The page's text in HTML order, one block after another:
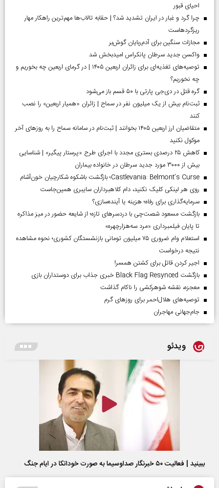
احیای قبور
چرا گرد و غبار در ایران تشدید شد؟ | حقابه تالاب‌ها مهم‌ترین راهکار مهار
ریزگردهاست
مجازات سنگین برای آدم‌ربایان گوش‌بر
واکسن جدید سرطان پانکراس امیدبخش شد
توصیه‌های تغذیه‌ای برای زائران اربعین ۱۴۰۵ | در گرمای اربعین چه بخوریم و
چه نخوریم؟
گره قتل در دی‌جی پارتی با ۵۰ قسم باز می‌شود
ثبت‌نام بیش از یک میلیون نفر در سماح | زائران «همیار اربعین» را نصب
کنند
متقاضیان ارز اربعین ۱۴۰۵ بخوانند | ثبت‌نام در سامانه سماح را به روز‌های آخر
موکول نکنید
کاهش ۲۵ درصدی بستری مجدد با اجرای طرح «پرستار پیگیر» | شناسایی
بیش از ۳۰۰۰ مورد جدید سرطان در خانواده بیماران
Castlevania: Belmont’s Curse؛ بازگشت باشکوه شکارچیان خون‌آشام
روی هر لینکی کلیک نکنید، دام کلاهبرداران سایبری همین‌جاست
سرمایه‌گذاری برای رفاه؛ هزینه یا آینده‌سازی؟
بازگشت مسعود شصت‌چی با دردسر‌های تازه؛ از شایعه حضور در میز مذاکره
تا پایان فیلمبرداری «مرد سه‌هزارچهره»
استعلام وام ضروری ۷۵ میلیون تومانی بازنشستگان کشوری؛ نحوه مشاهده
نتیجه درخواست
اجیر کردن قاتل برای کشتن همسر!
بازگشت Black Flag Resynced خبری جذاب برای دوستداران بازی
معجزه، نقشه شوهرکشی را ناکام گذاشت
توصیه‌های هلال‌احمر برای روز‌های گرم
جام‌جهانی مهاجران
ویدئو
ببینید | فعالیت ۵۰ خبرنگار صداوسیما به صورت خوداتکا در ایام جنگ